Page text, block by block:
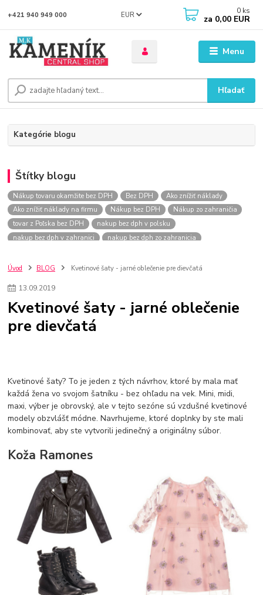
Menu
EUR
Hľadať
+421 940 949 000 0 ks
za 0,00 EUR
Kategórie blogu
Štítky blogu
Nákup tovaru okamžite bez DPH Bez DPH
Ako znížiť náklady
Ako znížiť náklady na firmu
Nákup bez DPH
Nákup zo zahraničia
tovar z Poľska bez DPH
nakup bez dph v polsku
nakup bez dph v zahranici
nakup bez dph zo zahranicia
szco nakup bez dph
Smart hodinky pre deti
Plyšový macovia
Lego Star Wars
Darčeky na Vianoce 2019
Vianočný darček pre dievča do 20€
L.O.L. Surprise zvieratká
L.O.L. Surprise hračky
L.O.L. Surprise domčeky
L.O.L. Surprise postavičky
L.O.L. Surprise zberateľské figúrky
L.O.L. OMG L.O.L. OMG Bábiky
Úvod BLOG Kvetinové šaty - jarné oblečenie pre dievčatá
13.09.2019
Kvetinové šaty - jarné oblečenie
pre dievčatá
Kvetinové šaty? To je jeden z tých návrhov, ktoré by mala mať
každá žena vo svojom šatníku - bez ohľadu na vek. Mini, midi,
maxi, výber je obrovský, ale v tejto sezóne sú vzdušné kvetinové
modely obzvlášť módne. Navrhujeme, ktoré doplnky by ste mali
kombinovať, aby ste vytvorili jedinečný a originálny súbor.
Koža Ramones